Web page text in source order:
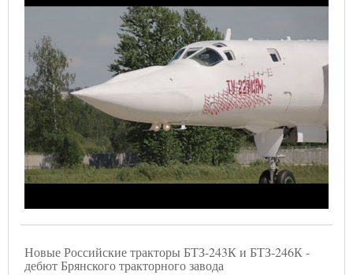
Новые Российские тракторы БТЗ-243К и БТЗ-246К -
дебют Брянского тракторного завода